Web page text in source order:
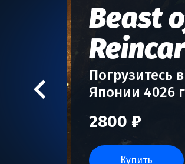
Beast
Погрузитесь
Японии 4026
2800 ₽
купить